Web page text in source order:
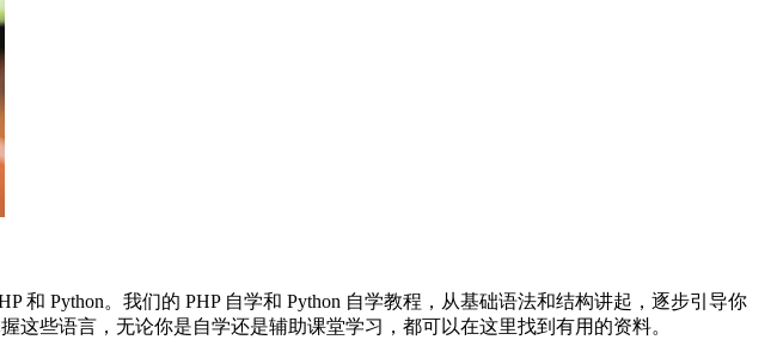
Python。我们的 PHP 自学和 Python 自学教程，从基础语法和结构讲起，逐步引导你
些语言，无论你是自学还是辅助课堂学习，都可以在这里找到有用的资料。